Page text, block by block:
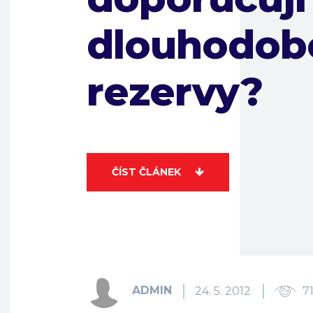
rezervy?
ČÍST ČLÁNEK
ADMIN 24. 5. 2012